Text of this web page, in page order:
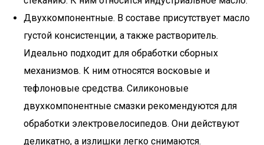
Двухкомпонентные. В составе присутствует масло
густой консистенции, а также растворитель.
Идеально подходит для обработки сборных
механизмов. К ним относятся восковые и
тефлоновые средства. Силиконовые
двухкомпонентные смазки рекомендуются для
обработки электровелосипедов. Они действуют
деликатно, а излишки легко снимаются.